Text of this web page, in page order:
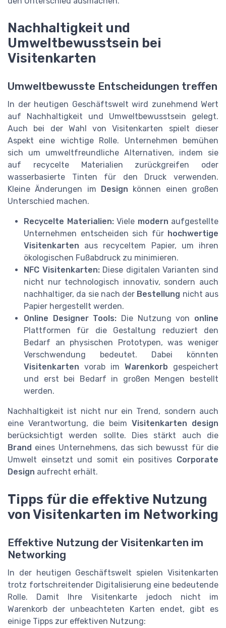
Nachhaltigkeit und
Umweltbewusstsein bei
Visitenkarten
Umweltbewusste Entscheidungen treffen
In der heutigen Geschäftswelt wird zunehmend Wert
auf Nachhaltigkeit und Umweltbewusstsein gelegt.
Auch bei der Wahl von Visitenkarten spielt dieser
Aspekt eine wichtige Rolle. Unternehmen bemühen
sich um umweltfreundliche Alternativen, indem sie
auf recycelte Materialien zurückgreifen oder
wasserbasierte Tinten für den Druck verwenden.
Kleine Änderungen im
Design können einen großen
Unterschied machen.
Recycelte Materialien:Viele modern aufgestellte
Unternehmen entscheiden sich für hochwertige
Visitenkarten aus recyceltem Papier, um ihren
ökologischen Fußabdruck zu minimieren.
NFC Visitenkarten:Diese digitalen Varianten sind
nicht nur technologisch innovativ, sondern auch
nachhaltiger, da sie nach der Bestellung nicht aus
Papier hergestellt werden.
Online Designer Tools: Die Nutzung von online
Plattformen für die Gestaltung reduziert den
Bedarf an physischen Prototypen, was weniger
Verschwendung bedeutet. Dabei könnten
Visitenkarten vorab im Warenkorb gespeichert
und erst bei Bedarf in großen Mengen bestellt
werden.
Nachhaltigkeit ist nicht nur ein Trend, sondern auch
eine Verantwortung, die beim Visitenkarten design
berücksichtigt werden sollte. Dies stärkt auch die
Brand eines Unternehmens, das sich bewusst für die
Umwelt einsetzt und somit ein positives Corporate
Design aufrecht erhält.
Tipps für die effektive Nutzung
von Visitenkarten im Networking
Effektive Nutzung der Visitenkarten im
Networking
In der heutigen Geschäftswelt spielen Visitenkarten
trotz fortschreitender Digitalisierung eine bedeutende
Rolle. Damit Ihre Visitenkarte jedoch nicht im
Warenkorb der unbeachteten Karten endet, gibt es
einige Tipps zur effektiven Nutzung: